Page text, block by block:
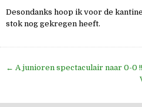
Desondanks hoop ik voor de
stok nog gekregen heeft.
Bericht
← A junioren spectaculair naar 0-0